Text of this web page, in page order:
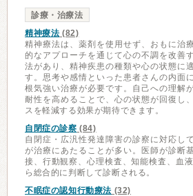
診療・治療法
精神療法 (82)
精神療法は、薬剤を使用せず、おもに治
的なアプローチを通じて心の不調を改善
法があり、精神疾患の種類や心の状態に
す。思考や感情といった患者さんの内面
根気強い治療が必要です。自己への理解
耐性を高めることで、心の状態が回復し
スを軽減する効果が期待できます。
自閉症の診察 (84)
自閉症・広汎性発達障害の診察に対応し
が治療にあたることが多い。医師が診断
接、行動観察、心理検査、知能検査、血
ら総合的に判断して診断される。
不眠症の認知行動療法 (32)